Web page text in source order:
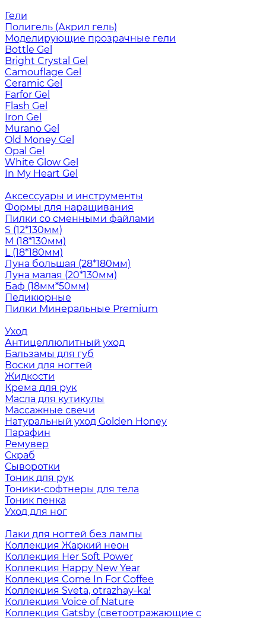
Гели
Полигель (Акрил гель)
Моделирующие прозрачные гели
Bottle Gel
Bright Crystal Gel
Camouflage Gel
Ceramic Gel
Farfor Gel
Flash Gel
Iron Gel
Murano Gel
Old Money Gel
Opal Gel
White Glow Gel
In My Heart Gel
Аксессуары и инструменты
Формы для наращивания
Пилки со сменными файлами
S (12*130мм)
M (18*130мм)
L (18*180мм)
Луна большая (28*180мм)
Луна малая (20*130мм)
Баф (18мм*50мм)
Педикюрные
Пилки Минеральные Premium
Уход
Антицеллюлитный уход
Бальзамы для губ
Воски для ногтей
Жидкости
Крема для рук
Масла для кутикулы
Массажные свечи
Натуральный уход Golden Honey
Парафин
Ремувер
Скраб
Сыворотки
Тоник для рук
Тоники-софтнеры для тела
Тоник пенка
Уход для ног
Лаки для ногтей без лампы
Коллекция Жаркий неон
Коллекция Her Soft Power
Коллекция Happy New Year
Коллекция Come In For Coffee
Коллекция Sveta, otrazhay-ka!
Коллекция Voice of Nature
Коллекция Gatsby (светоотражающие с